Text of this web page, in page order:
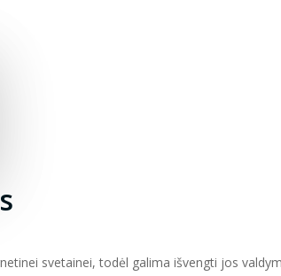
svetainei, todėl galima išvengti jos